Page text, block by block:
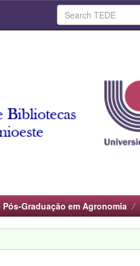
Pós-Graduação em Agronomia